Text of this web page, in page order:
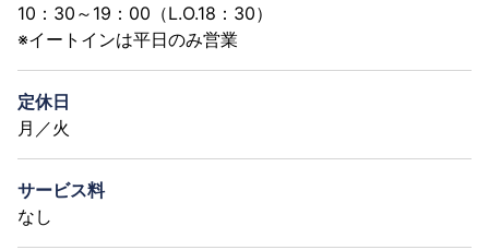
10：30～19：00（L.O.18：30）
※イートインは平日のみ営業
定休日
月／火
サービス料
なし